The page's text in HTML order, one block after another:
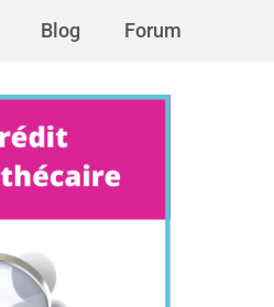
Blog Forum